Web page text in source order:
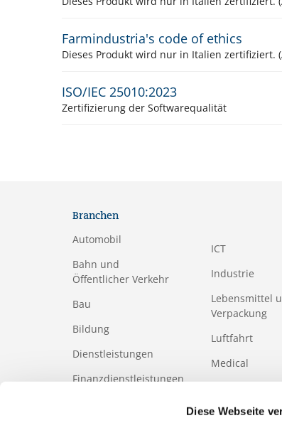
Diese Webseite
Farmindustria's code of ethics
Dieses Produkt wird nur in Italien zertifiziert.
ISO/IEC 25010:2023
Zertifizierung der Softwarequalität
Branchen
Automobil
Bahn und
Öffentlicher Verkehr
Bau
Bildung
Dienstleistungen
Finanzdienstleistungen
ICT
Industrie
Lebensmittel
Verpackung
Luftfahrt
Medical